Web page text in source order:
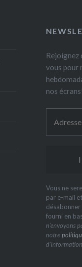
Rejoignez
vous pour
nos
Vous ne
par e-mail
fourni en
n’envoyons
notre